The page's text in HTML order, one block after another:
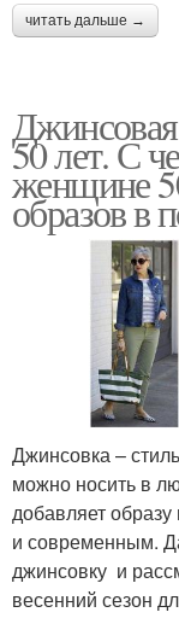
читать дальше →
50 лет. С
женщине
образов в
Джинсовка –
можно носить в
добавляет
и современным.
джинсовку и
весенний сезон